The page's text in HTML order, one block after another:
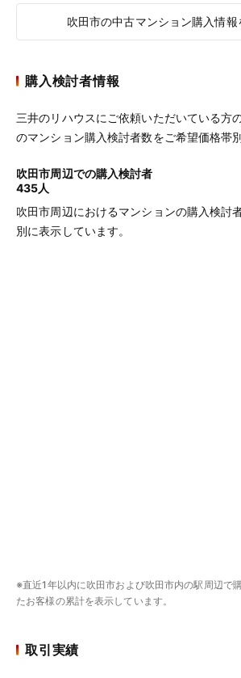
吹田市の中古マンション購入情報
購入検討者情報
三井のリハウスにご依頼いただいている方
のマンション購入検討者数をご希望価格帯
吹田市周辺での購入検討者
435人
吹田市周辺におけるマンションの購入検討
別に表示しています。
※直近1年以内に吹田市および吹田市内の駅周辺で
たお客様の累計を表示しています。
取引実績